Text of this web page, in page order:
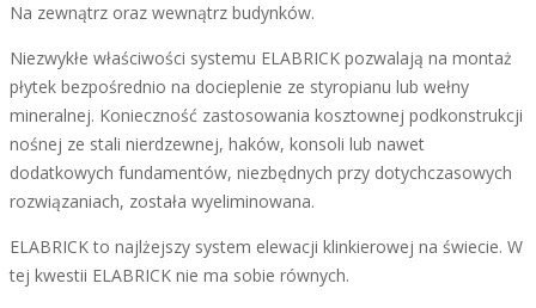
Na zewnątrz oraz wewnątrz budynków.
Niezwykłe właściwości systemu ELABRICK pozwalają na montaż
płytek bezpośrednio na docieplenie ze styropianu lub wełny
mineralnej. Konieczność zastosowania kosztownej podkonstrukcji
nośnej ze stali nierdzewnej, haków, konsoli lub nawet
dodatkowych fundamentów, niezbędnych przy dotychczasowych
rozwiązaniach, została wyeliminowana.
ELABRICK to najlżejszy system elewacji klinkierowej na świecie. W
tej kwestii ELABRICK nie ma sobie równych.